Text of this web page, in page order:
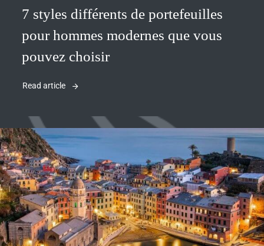
7 styles différents de portefeuilles
pour hommes modernes que vous
pouvez choisir
Read article